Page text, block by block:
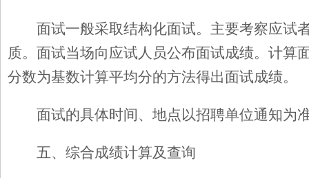
面试一般采取结构化面试。主要考察应试
质。面试当场向应试人员公布面试成绩。计算
分数为基数计算平均分的方法得出面试成绩。
面试的具体时间、地点以招聘单位通知为
五、综合成绩计算及查询